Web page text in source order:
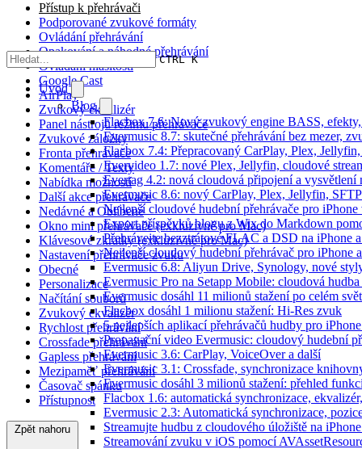
CTRL K
Úvod
Blog
Flacbox 7.6: Nový zvukový engine BASS,
Evermusic 8.7: skutečné přehrávání bez mezer,
Flacbox 7.4: Přepracovaný CarPlay, Plex,
Evervideo 1.7: nové Plex, Jellyfin, cloudové
Evertag 4.2: nová cloudová připojení a vysvětlení
Evermusic 8.6: nový CarPlay, Plex, Jellyfin,
Nejlepší cloudové hudební přehrávače pro iPhone
Export příspěvků blogu z Wix do Markdown
Přehrávejte bezztrátové FLAC a DSD na iPhone
Nejlepší cloudový hudební přehrávač pro iPhone
Evermusic 6.8: Aliyun Drive, Synology, nové
Evermusic Pro na Setapp Mobile: cloudová
Evermusic dosáhl 11 milionů stažení po celém
Flacbox dosáhl 1 milionu stažení: Hi-Res zvuk
5 nejlepších aplikací přehrávačů hudby pro
Propagační video Evermusic: cloudový hudební
Evermusic 3.6: CarPlay, VoiceOver a další
Evermusic 3.1: Crossfade, synchronizace
Evermusic dosáhl 3 milionů stažení: přehled
Flacbox 1.6: automatická synchronizace,
Evermusic 2.3: Automatická synchronizace,
Streamujte hudbu z cloudového úložiště na
Streamování zvuku v iOS pomocí
Přístup k přehrávači
Podporované zvukové formáty
Ovládání přehrávání
Opakování a náhodné přehrávání
Ovládání hlasitosti
Google Cast
AirPlay
Zvukový ekvalizér
Panel nástrojů režimu přehrávače
Zvukové záložky
Fronta přehrávače
Komentáře / Texty
Nabídka možností
Další akce přehrávače
Nedávné a Oblíbené
Okno mini přehrávače (exkluzivně pro Mac)
Klávesové zkratky (exkluzivně pro Mac)
Nastavení přehrávače zvuku
Obecné
Personalizace
Načítání souborů
Zvukový ekvalizér
Rychlost přehrávání
Crossfade přehrávání
Gapless přehrávání
Mezipaměť přehrávání
Časovač spánku
Přístupnost
Zpět nahoru